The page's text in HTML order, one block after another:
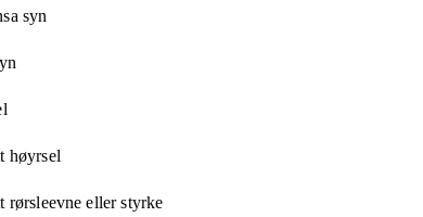
syn
høyrsel
rørsleevne eller styrke